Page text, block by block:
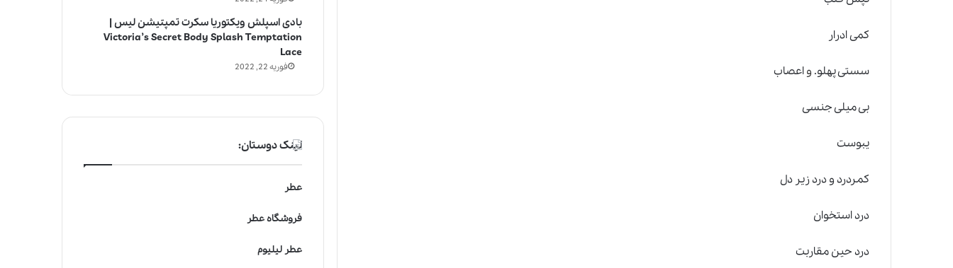
کمی ادرار
سستی پهلو. واعصاب
بی میلی جنسی
یبوست
کمردرد و درد زیر دل
درد استخوان
درد حین مقاربت
بادی اسپلش ویکتوریا سکرت تمپتیشن لیس |
Victoria’s Secret Body Splash Temptation
Lace
فوریه 22, 2022
لینک دوستان:
عطر
فروشگاه عطر
عطر لیلیوم